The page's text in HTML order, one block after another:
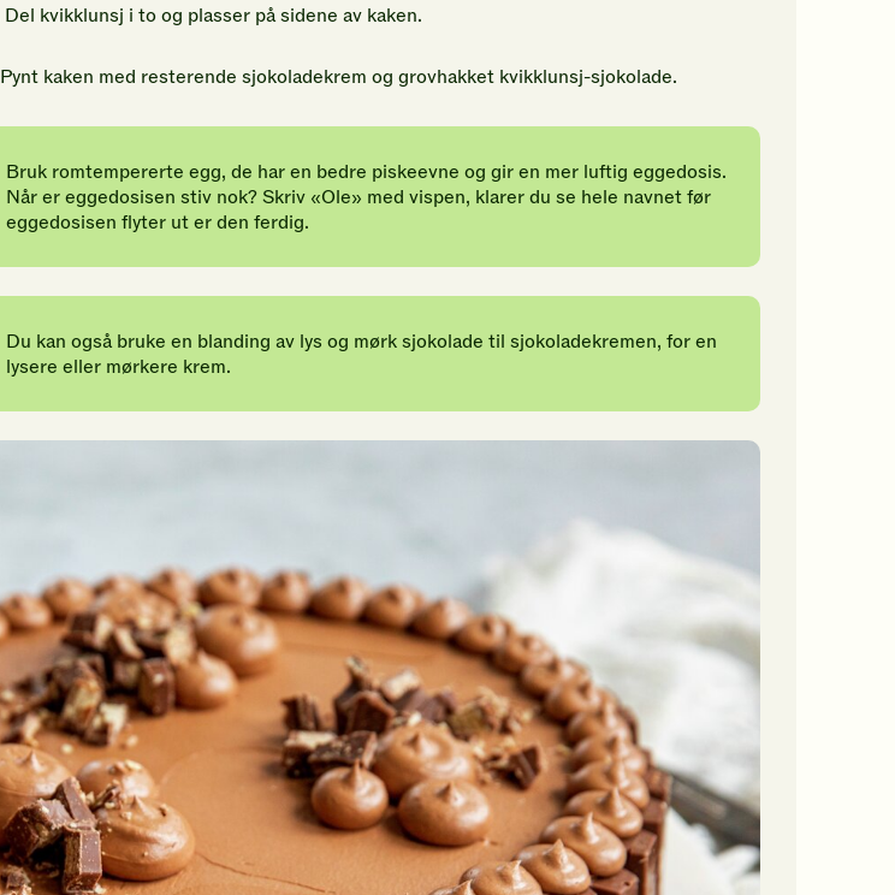
Del kvikklunsj i to og plasser på sidene av kaken.
Pynt kaken med resterende sjokoladekrem og grovhakket kvikklunsj-sjokolade.
Bruk romtempererte egg, de har en bedre piskeevne og gir en mer luftig eggedosis.
Når er eggedosisen stiv nok? Skriv «Ole» med vispen, klarer du se hele navnet før
eggedosisen flyter ut er den ferdig.
Du kan også bruke en blanding av lys og mørk sjokolade til sjokoladekremen, for en
lysere eller mørkere krem.